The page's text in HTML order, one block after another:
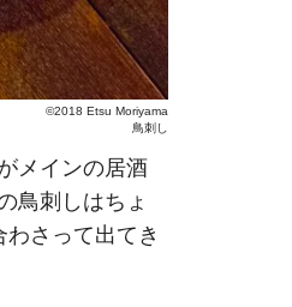
©2018 Etsu Moriyama
鳥刺し
メインの居酒
鳥刺しはちょ
さって出てき